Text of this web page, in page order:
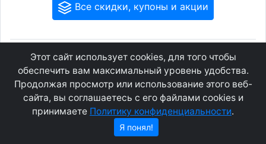
Все скидки, купоны и акции
GEOWAP.MOBI© 2007 - 2021
Соглашение
Конфиденциальность
О сайте
Контакты
Этот сайт использует cookies, для того чтобы
обеспечить вам максимальный уровень удобства.
Продолжая просмотр или использование этого веб-
сайта, вы соглашаетесь с его файлами cookies и
принимаете Политику конфиденциальности.
Я понял!